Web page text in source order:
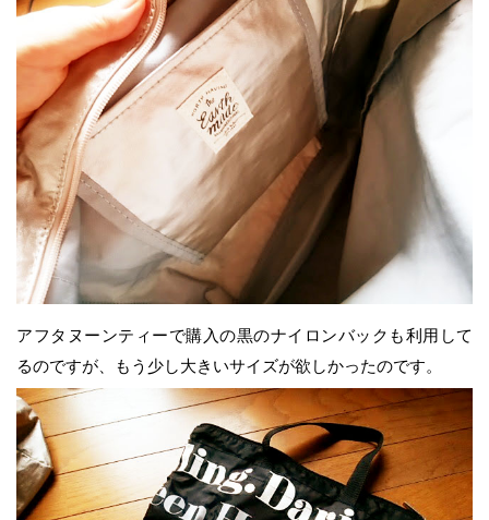
アフタヌーンティーで購入の黒のナイロンバックも利用して
るのですが、もう少し大きいサイズが欲しかったのです。